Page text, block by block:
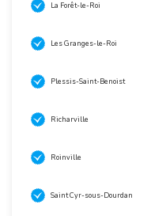
La Forêt-le-Roi
Les Granges-le-Roi
Plessis-Saint-Benoist
Richarville
Roinville
Saint Cyr-sous-Dourdan